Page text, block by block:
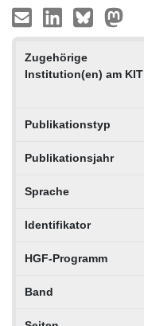
Zugehörige
Institution(en) am KIT
Publikationstyp
Publikationsjahr
Sprache
Identifikator
HGF-Programm
Band